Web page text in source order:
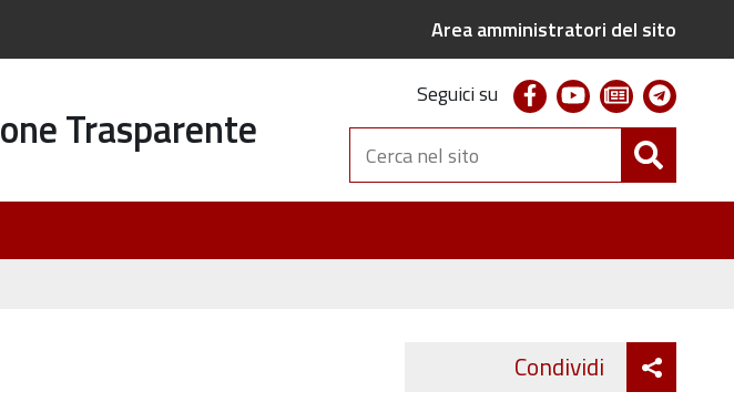
Area amministratori del sito
Trasparente
Seguici su facebookyoutubenewsletter
Cerca
nel
sito
Condividi Twitter